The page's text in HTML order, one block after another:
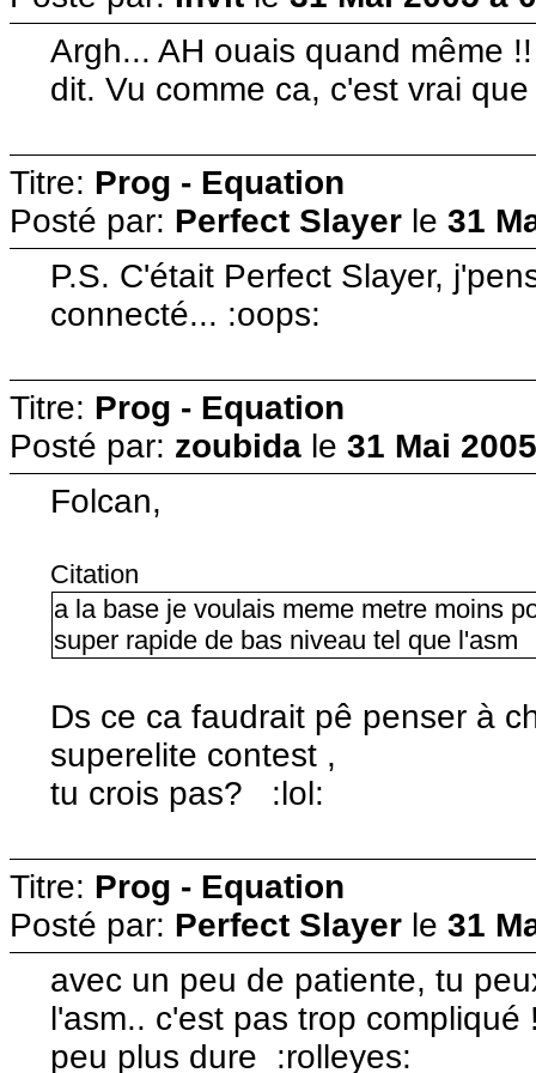
Argh... AH ouais quand même
dit. Vu comme ca, c'est vrai
Titre: Prog - Equation
Posté par: Perfect Slayer le 31
P.S. C'était Perfect Slayer,
connecté... :oops:
Titre: Prog - Equation
Posté par: zoubida le 31 Mai
Folcan,
Citation
a la base je voulais meme metre moins
super rapide de bas niveau tel que l'asm
Ds ce ca faudrait pê penser à
superelite contest ,
tu crois pas? :lol:
Titre: Prog - Equation
Posté par: Perfect Slayer le 31
avec un peu de patiente, tu
l'asm.. c'est pas trop
peu plus dure :rolleyes: